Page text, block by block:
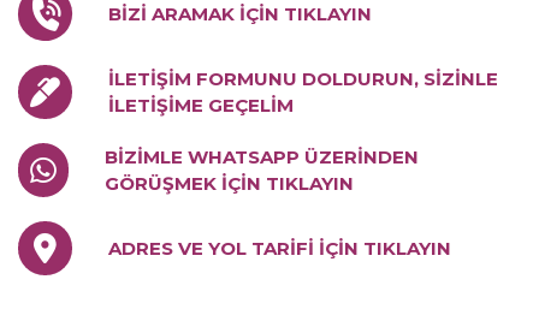
BİZİ ARAMAK İÇİN TIKLAYIN
İLETİŞİM FORMUNU DOLDURUN, SİZİNLE
İLETİŞİME GEÇELİM
BİZİMLE WHATSAPP ÜZERİNDEN
GÖRÜŞMEK İÇİN TIKLAYIN
ADRES VE YOL TARİFİ İÇİN TIKLAYIN